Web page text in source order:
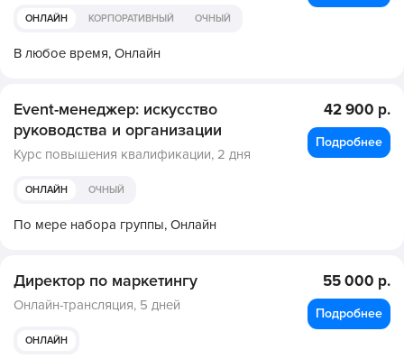
ОНЛАЙН КОРПОРАТИВНЫЙ ОЧНЫЙ
В любое время, Онлайн
Event-менеджер: искусство
руководства и организации
Курс повышения квалификации, 2 дня
ОНЛАЙН ОЧНЫЙ
По мере набора группы, Онлайн
42 900 р.
Подробнее
Директор по маркетингу
Онлайн-трансляция, 5 дней
ОНЛАЙН
55 000 р.
Подробнее